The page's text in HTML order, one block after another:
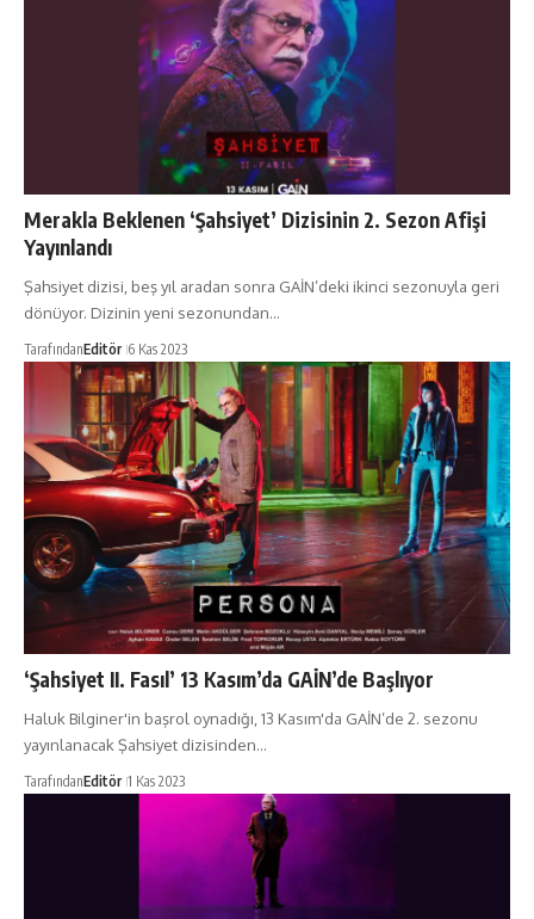
Merakla Beklenen ‘Şahsiyet’ Dizisinin 2. Sezon Afişi
Yayınlandı
Şahsiyet dizisi, beş yıl aradan sonra GAİN’deki ikinci sezonuyla geri
dönüyor. Dizinin yeni sezonundan…
TarafındanEditör 6 Kas 2023
‘Şahsiyet II. Fasıl’ 13 Kasım’da GAİN’de Başlıyor
Haluk Bilginer'in başrol oynadığı, 13 Kasım'da GAİN’de 2. sezonu
yayınlanacak Şahsiyet dizisinden…
TarafındanEditör 1 Kas 2023